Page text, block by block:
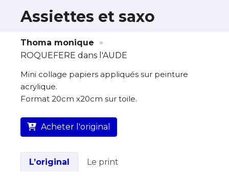
À propos de cette œuvre
de cette annonce ainsi que la vente et
la livraison de l’œuvre originale.
Lieu où se trouve l’œuvre originale :
ROQUEFERE dans l’AUDE
Assiettes et saxo
Thoma monique ·
ROQUEFERE dans l'AUDE
Mini collage papiers appliqués sur peinture
acrylique.
Format 20cm x20cm sur toile.
Acheter l'original
L’original
Le print